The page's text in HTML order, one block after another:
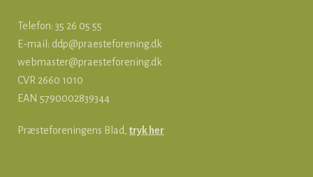
Telefon: 35 26 05 55
E-mail: ddp@praesteforening.dk
webmaster@praesteforening.dk
CVR 2660 1010
EAN 5790002839344
Præsteforeningens Blad, tryk her